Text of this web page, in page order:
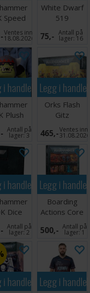
Speed
PS5
Ventes inn
18.08.2026
White Dwarf
519
75,- Antall på
lager: 16
i handlekurven
Plush
Goff Ork
Boy
Antall på
lager:3
Legg i
Orks Flash
Gitz
465,-Ventes inn
31.08.2026
i handlekurven
Dice
TowerAntall på
lager:2
Legg i
Boarding
Actions Core
Rules
500,- Antall på
lager:1
i handlekurven
Legg i